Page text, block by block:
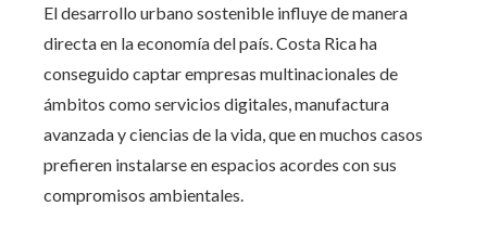
El desarrollo urbano sostenible influye de manera
directa en la economía del país. Costa Rica ha
conseguido captar empresas multinacionales de
ámbitos como servicios digitales, manufactura
avanzada y ciencias de la vida, que en muchos casos
prefieren instalarse en espacios acordes con sus
compromisos ambientales.